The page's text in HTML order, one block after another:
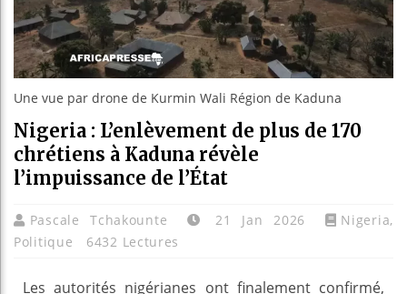
Une vue par drone de Kurmin Wali Région de Kaduna
Nigeria : L’enlèvement de plus de 170
chrétiens à Kaduna révèle
l’impuissance de l’État
Pascale Tchakounte 21 Jan 2026 Nigeria,
Politique
6432 Lectures
Les autorités nigérianes ont finalement confirmé,